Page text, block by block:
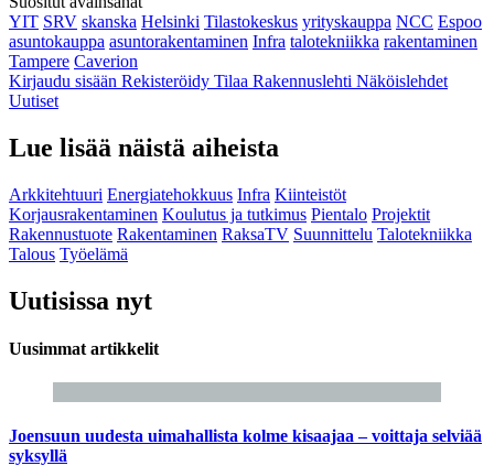
YIT SRV skanska Helsinki Tilastokeskus yrityskauppa NCC Espoo
asuntokauppa asuntorakentaminen Infra talotekniikka rakentaminen
Tampere Caverion
Kirjaudu sisään Rekisteröidy Tilaa Rakennuslehti Näköislehdet
Uutiset
Lue lisää näistä aiheista
Arkkitehtuuri Energiatehokkuus Infra Kiinteistöt
Korjausrakentaminen Koulutus ja tutkimus Pientalo Projektit
Rakennustuote Rakentaminen RaksaTV Suunnittelu Talotekniikka
Talous Työelämä
Uutisissa nyt
Uusimmat artikkelit
Joensuun uudesta uimahallista kolme kisaajaa – voittaja selviää
syksyllä